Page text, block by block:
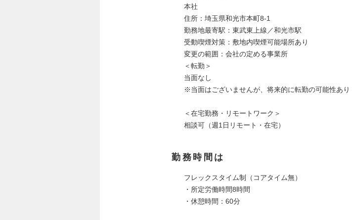
本社
住所：埼玉県和光市本町8-1
勤務地最寄駅：東武東上線／和光市駅
受動喫煙対策：敷地内喫煙可能場所あり
変更の範囲：会社の定める事業所
＜転勤＞
当面なし
※当面はございませんが、将来的に転勤の可能性あり
＜在宅勤務・リモートワーク＞
相談可（週1日リモート・在宅）
勤務時間は
フレックスタイム制（コアタイム無）
・所定労働時間8時間
・休憩時間：60分